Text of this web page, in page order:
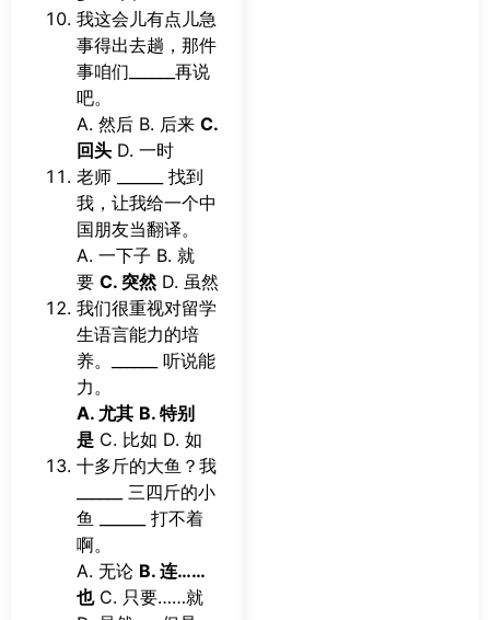
我这会儿有点儿急
事得出去趟，那件
事咱们______再说
吧。
A. 然后 B. 后来 C.
回头 D. 一时
老师 ______ 找到
我，让我给一个中
国朋友当翻译。
A. 一下子 B. 就
要 C. 突然D. 虽然
我们很重视对留学
生语言能力的培
养。______ 听说能
力。
A. 尤其 B. 特别
是 C. 比如 D. 如
十多斤的大鱼？我
______ 三四斤的小
鱼 ______ 打不着
啊。
A. 无论 B. 连……
也C. 只要……就